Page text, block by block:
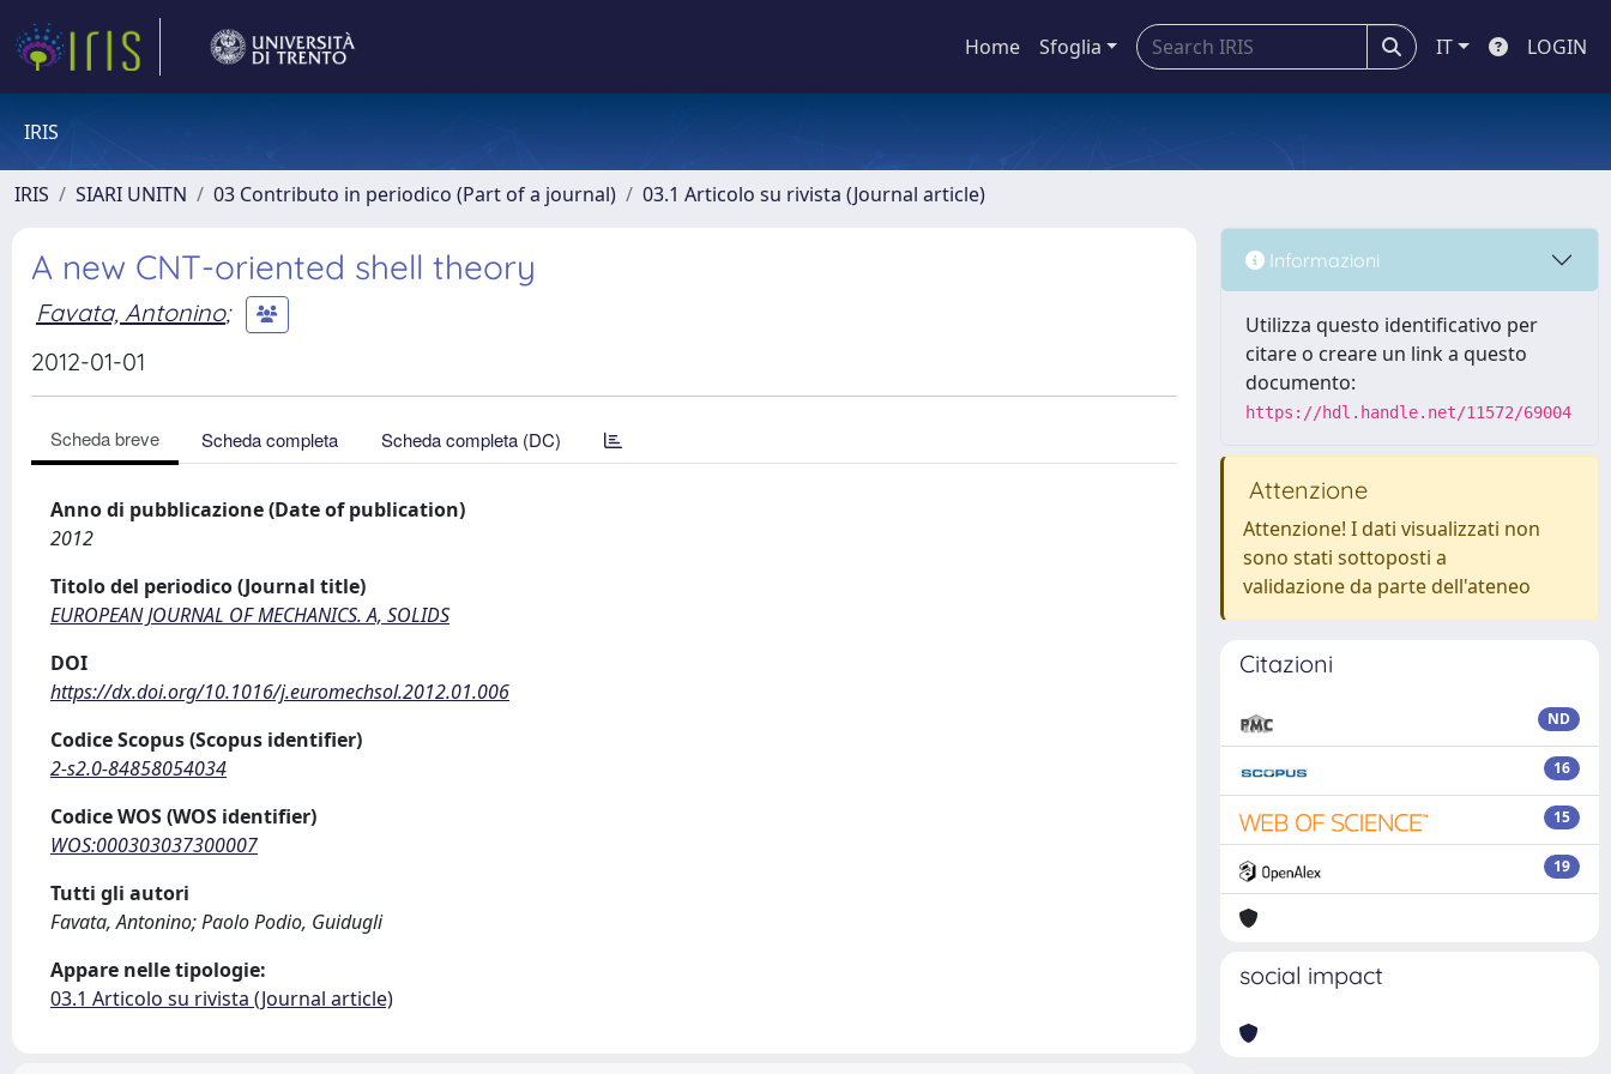
Home Sfoglia IT LOGIN
IRIS
IRIS SIARI UNITN 03 Contributo in periodico (Part of a journal) 03.1 Articolo su rivista (Journal article)
A new CNT-oriented shell theory
Favata, Antonino;
2012-01-01
Scheda breve Scheda completa Scheda completa (DC)
Anno di pubblicazione (Date of publication)
2012
Titolo del periodico (Journal title)
EUROPEAN JOURNAL OF MECHANICS. A, SOLIDS
DOI
https://dx.doi.org/10.1016/j.euromechsol.2012.01.006
Codice Scopus (Scopus identifier)
2-s2.0-84858054034
Codice WOS (WOS identifier)
WOS:000303037300007
Tutti gli autori
Favata, Antonino; Paolo Podio, Guidugli
Appare nelle tipologie:
03.1 Articolo su rivista (Journal article)
Informazioni
Utilizza questo identificativo per
citare o creare un link a questo
documento:
https://hdl.handle.net/11572/69004
Attenzione
Attenzione! I dati visualizzati non
sono stati sottoposti a
validazione da parte dell'ateneo
Citazioni
ND
16
15
19
social impact